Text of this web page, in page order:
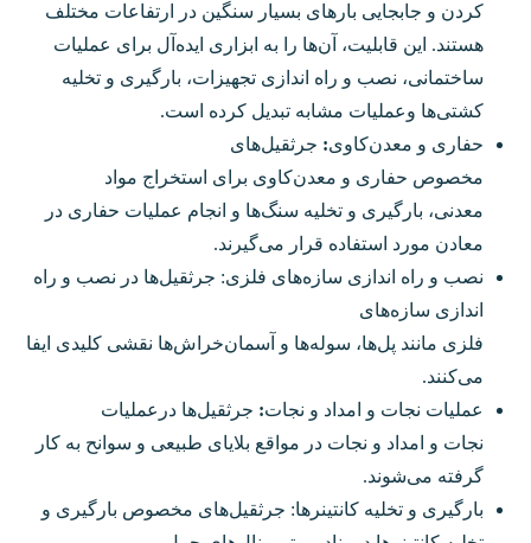
کردن و جابجایی بارهای بسیار سنگین در ارتفاعات مختلف
هستند. این قابلیت، آن‌ها را به ابزاری ایده‌آل برای عملیات
ساختمانی، نصب و راه اندازی تجهیزات، بارگیری و تخلیه
کشتی‌ها وعملیات مشابه تبدیل کرده است.
حفاری و معدن‌کاوی: جرثقیل‌های
مخصوص حفاری و معدن‌کاوی برای استخراج مواد
معدنی، بارگیری و تخلیه سنگ‌ها و انجام عملیات حفاری در
معادن مورد استفاده قرار می‌گیرند.
نصب و راه اندازی سازه‌های فلزی: جرثقیل‌ها در نصب و راه
اندازی سازه‌های
فلزی مانند پل‌ها، سوله‌ها و آسمان‌خراش‌ها نقشی کلیدی ایفا
می‌کنند.
عملیات نجات و امداد و نجات: جرثقیل‌ها درعملیات
نجات و امداد و نجات در مواقع بلایای طبیعی و سوانح به کار
گرفته می‌شوند.
بارگیری و تخلیه کانتینرها: جرثقیل‌های مخصوص بارگیری و